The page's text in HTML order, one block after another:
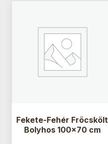
Fekete-Fehér Fröcskölt
Bolyhos 100×70 cm